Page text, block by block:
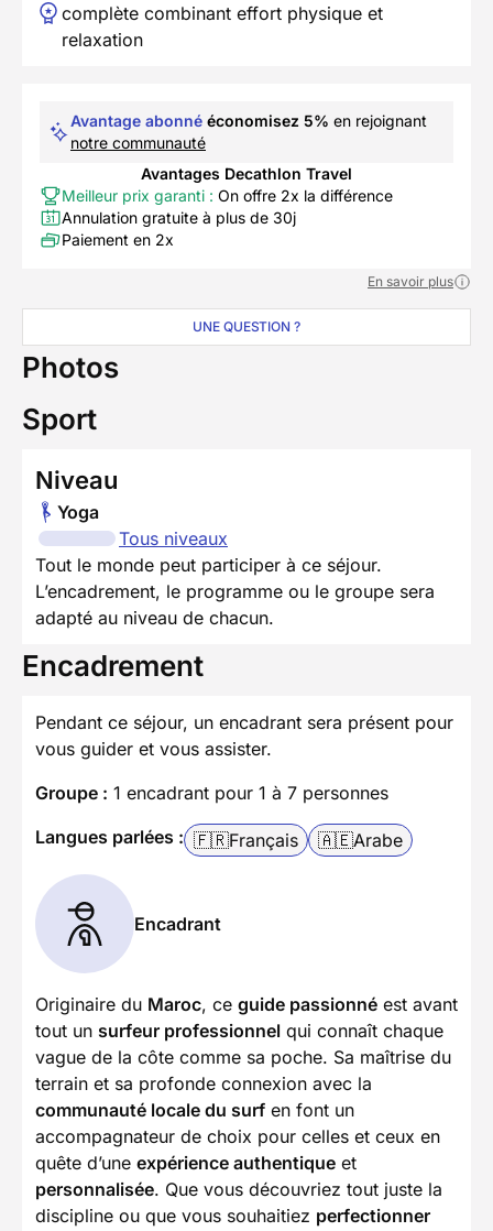
complète combinant effort physique et
relaxation
Avantage abonné économisez 5% en rejoignant
notre communauté
Avantages Decathlon Travel
Meilleur prix garanti : On offre 2x la différence
Annulation gratuite à plus de 30j
Paiement en 2x
En savoir plus
UNE QUESTION ?
Photos
Sport
Niveau
Yoga
Tous niveaux
Tout le monde peut participer à ce séjour.
L’encadrement, le programme ou le groupe sera
adapté au niveau de chacun.
Encadrement
Pendant ce séjour, un encadrant sera présent pour
vous guider et vous assister.
Groupe : 1 encadrant pour 1 à 7 personnes
Langues parlées : 🇫🇷Français 🇦🇪Arabe
Encadrant
Originaire du Maroc, ce guide passionné est avant
tout un surfeur professionnel qui connaît chaque
vague de la côte comme sa poche. Sa maîtrise du
terrain et sa profonde connexion avec la
communauté locale du surf en font un
accompagnateur de choix pour celles et ceux en
quête d’une expérience authentique et
personnalisée. Que vous découvriez tout juste la
discipline ou que vous souhaitiez perfectionner